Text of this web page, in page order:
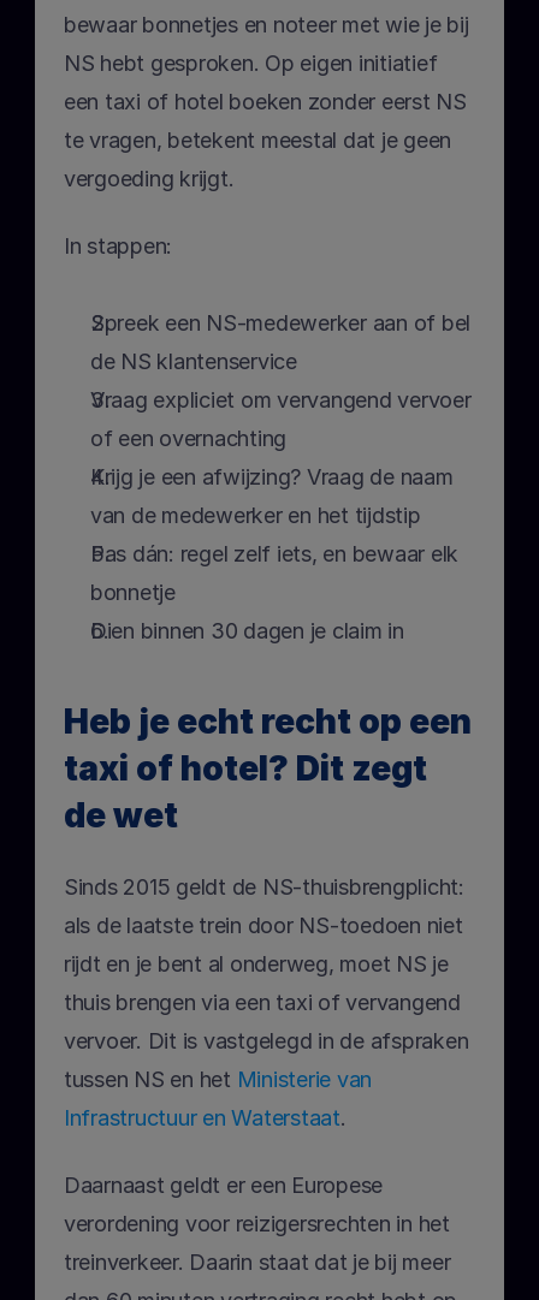
bewaar bonnetjes en noteer met wie je bij
NS hebt gesproken. Op eigen initiatief
een taxi of hotel boeken zonder eerst NS
te vragen, betekent meestal dat je geen
vergoeding krijgt.
In stappen:
Spreek een NS-medewerker aan of bel
de NS klantenservice
Vraag expliciet om vervangend vervoer
of een overnachting
Krijg je een afwijzing? Vraag de naam
van de medewerker en het tijdstip
Pas dán: regel zelf iets, en bewaar elk
bonnetje
Dien binnen 30 dagen je claim in
Heb je echt recht op een
taxi of hotel? Dit zegt
de wet
Sinds 2015 geldt de NS-thuisbrengplicht:
als de laatste trein door NS-toedoen niet
rijdt en je bent al onderweg, moet NS je
thuis brengen via een taxi of vervangend
vervoer. Dit is vastgelegd in de afspraken
tussen NS en het Ministerie van
Infrastructuur en Waterstaat.
Daarnaast geldt er een Europese
verordening voor reizigersrechten in het
treinverkeer. Daarin staat dat je bij meer